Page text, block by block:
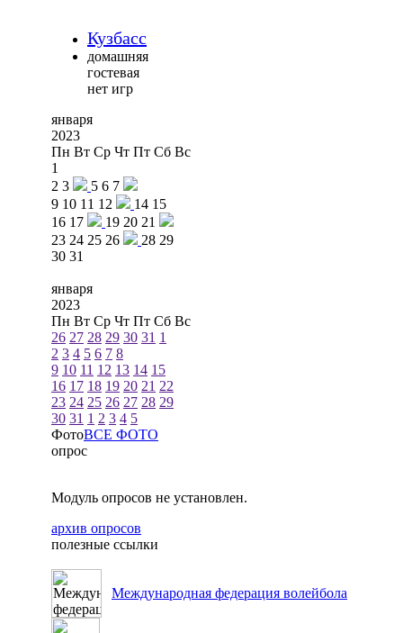
Кузбасс
домашняя
гостевая
нет игр
января
2023
Пн Вт Ср Чт Пт Сб Вс
1
2 3 5 6 7
9 10 11 12 14 15
16 17 19 20 21
23 24 25 26 28 29
30 31
января
2023
Пн Вт Ср Чт Пт Сб Вс
26 27 28 29 30 31 1
2 3 4 5 6 7 8
9 10 11 12 13 14 15
16 17 18 19 20 21 22
23 24 25 26 27 28 29
30 31 1 2 3 4 5
ФотоВСЕ ФОТО
опрос
Модуль опросов не установлен.
архив опросов
полезные ссылки
Международная федерация волейбола